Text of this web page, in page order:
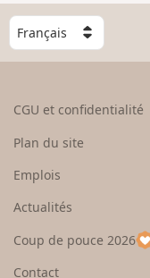
C
h
o
e
u
p
a
CGU et confidentialité
Plan du site
Emplois
Actualités
Coup de pouce 2026
Contact